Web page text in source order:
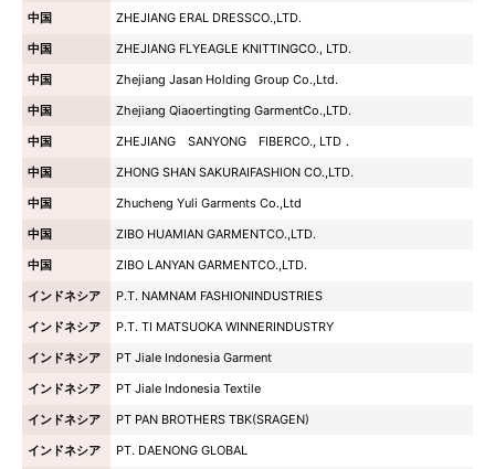
中国
ZHEJIANG ERAL DRESSCO.,LTD.
中国
ZHEJIANG FLYEAGLE KNITTINGCO., LTD.
中国
Zhejiang Jasan Holding Group Co.,Ltd.
中国
Zhejiang Qiaoertingting GarmentCo.,LTD.
中国
ZHEJIANG SANYONG FIBERCO., LTD．
中国
ZHONG SHAN SAKURAIFASHION CO.,LTD.
中国
Zhucheng Yuli Garments Co.,Ltd
中国
ZIBO HUAMIAN GARMENTCO.,LTD.
中国
ZIBO LANYAN GARMENTCO.,LTD.
インドネシア
P.T. NAMNAM FASHIONINDUSTRIES
インドネシア
P.T. TI MATSUOKA WINNERINDUSTRY
インドネシア
PT Jiale Indonesia Garment
インドネシア
PT Jiale Indonesia Textile
インドネシア
PT PAN BROTHERS TBK(SRAGEN)
インドネシア
PT. DAENONG GLOBAL